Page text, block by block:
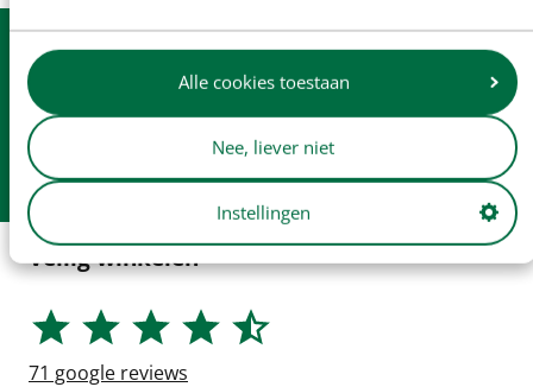
Alle cookies toestaan
Nee, liever niet
Instellingen
verzending
verzending v.a. € 250
Afhalen inonze winkel
Veilig winkelen
71 google reviews